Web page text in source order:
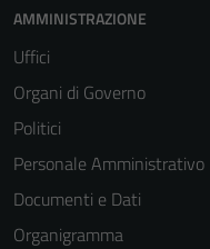
AMMINISTRAZIONE
Uffici
Organi di Governo
Politici
Personale Amministrativo
Documenti e Dati
Organigramma